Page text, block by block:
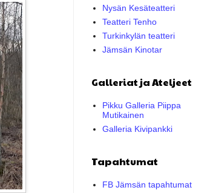
Nysän Kesäteatteri
Teatteri Tenho
Turkinkylän teatteri
Jämsän Kinotar
Galleriat ja Ateljeet
Pikku Galleria Piippa
Mutikainen
Galleria Kivipankki
Tapahtumat
FB Jämsän tapahtumat